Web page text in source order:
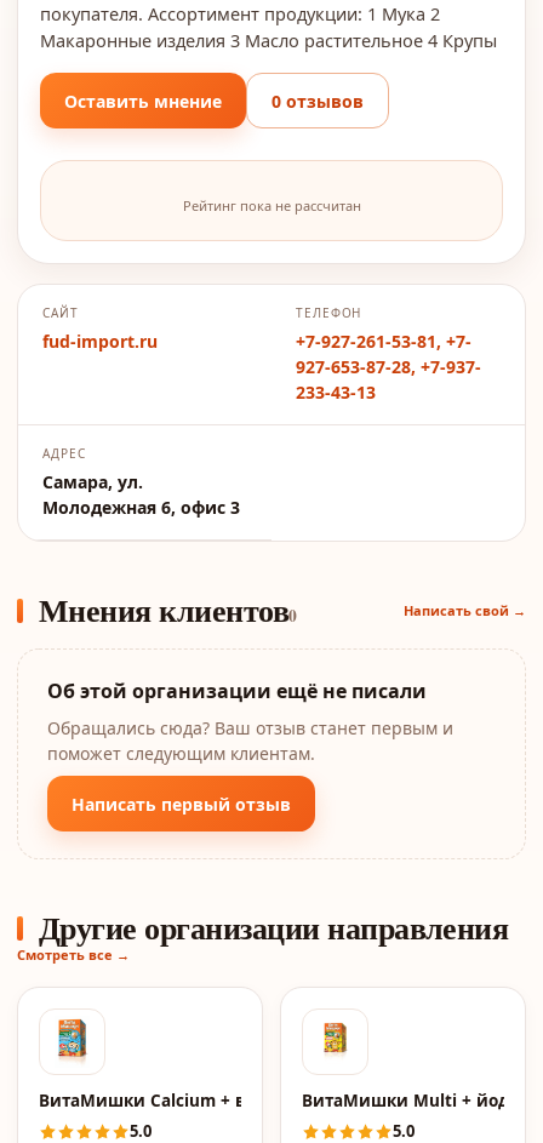
покупателя. Ассортимент продукции: 1 Мука 2
Макаронные изделия 3 Масло растительное 4 Крупы
Оставить мнение 0 отзывов
Рейтинг пока не рассчитан
САЙТ
fud-import.ru
ТЕЛЕФОН
+7-927-261-53-81, +7-
927-653-87-28, +7-937-
233-43-13
АДРЕС
Самара, ул.
Молодежная 6, офис 3
Мнения клиентов0 Написать свой →
Об этой организации ещё не писали
Обращались сюда? Ваш отзыв станет первым и
поможет следующим клиентам.
Написать первый отзыв
Другие организации направления
Смотреть все →
ВитаМишки Calcium + витамин D, пастилки жевательные
5.0
ВитаМишки Multi + йод +
5.0